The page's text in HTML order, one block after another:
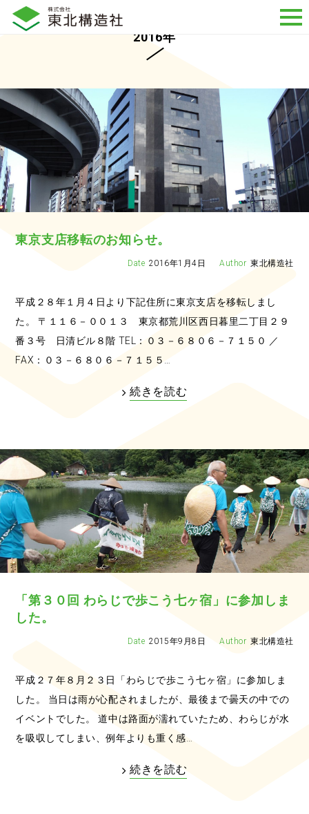
2016年
東京支店移転のお知らせ。
2016年1月4日 東北構造社
平成２８年１月４日より下記住所に東京支店を移転しまし
た。 〒１１６－００１３ 東京都荒川区西日暮里二丁目２９
番３号 日清ビル８階 TEL：０３－６８０６－７１５０ ／
FAX：０３－６８０６－７１５５…
続きを読む
「第３０回 わらじで歩こう七ヶ宿」に参加しま
した。
2015年9月8日 東北構造社
平成２７年８月２３日「わらじで歩こう七ヶ宿」に参加しま
した。 当日は雨が心配されましたが、最後まで曇天の中での
イベントでした。 道中は路面が濡れていたため、わらじが水
を吸収してしまい、例年よりも重く感…
続きを読む